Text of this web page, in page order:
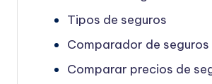
Tipos de seguros
Comparador de seguros
Comparar precios de